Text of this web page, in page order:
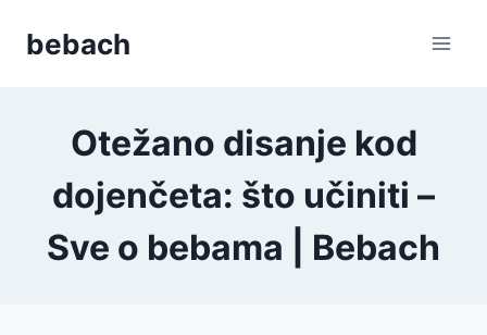
bebach
Otežano disanje kod
dojenčeta: što učiniti –
Sve o bebama | Bebach